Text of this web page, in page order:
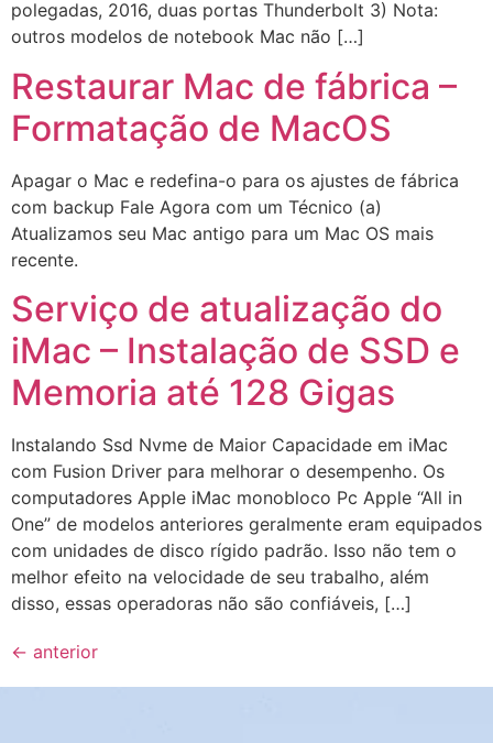
polegadas, 2016, duas portas Thunderbolt 3) Nota:
outros modelos de notebook Mac não […]
Restaurar Mac de fábrica –
Formatação de MacOS
Apagar o Mac e redefina-o para os ajustes de fábrica
com backup Fale Agora com um Técnico (a)
Atualizamos seu Mac antigo para um Mac OS mais
recente.
Serviço de atualização do
iMac – Instalação de SSD e
Memoria até 128 Gigas
Instalando Ssd Nvme de Maior Capacidade em iMac
com Fusion Driver para melhorar o desempenho. Os
computadores Apple iMac monobloco Pc Apple “All in
One” de modelos anteriores geralmente eram equipados
com unidades de disco rígido padrão. Isso não tem o
melhor efeito na velocidade de seu trabalho, além
disso, essas operadoras não são confiáveis, […]
← anterior